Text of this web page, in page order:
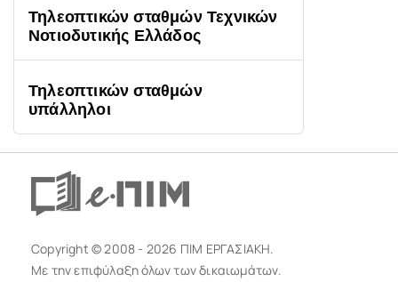
Τηλεοπτικών σταθμών Τεχνικών
Νοτιοδυτικής Ελλάδος
Τηλεοπτικών σταθμών
υπάλληλοι
Copyright © 2008 - 2026 ΠΙΜ ΕΡΓΑΣΙΑΚΗ.
Με την επιφύλαξη όλων των δικαιωμάτων.